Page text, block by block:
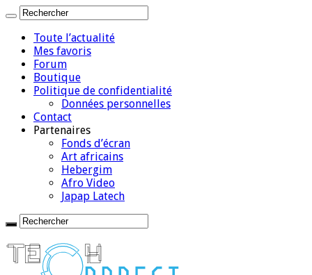
Toute l’actualité
Mes favoris
Forum
Boutique
Politique de confidentialité
Données personnelles
Contact
Partenaires
Fonds d’écran
Art africains
Hebergim
Afro Video
Japap Latech